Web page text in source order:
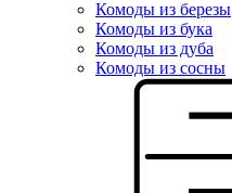
Комоды из березы
Комоды из бука
Комоды из дуба
Комоды из сосны